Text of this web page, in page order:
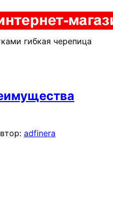
гибкая черепица
adfinera